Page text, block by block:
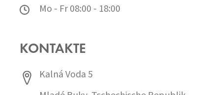
Mo - Fr 08:00 - 18:00
KONTAKTE
Kalná Voda 5